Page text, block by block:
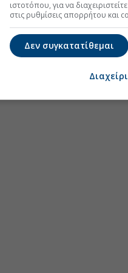
ιστοτόπου, για να
στις ρυθμίσεις απορρήτου και
Δεν συγκατατίθεμαι